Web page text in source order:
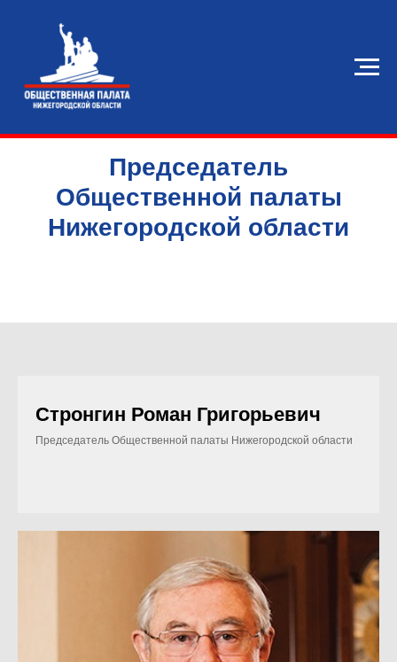
Председатель
Общественной палаты
Нижегородской области
Стронгин Роман Григорьевич
Председатель Общественной палаты Нижегородской области